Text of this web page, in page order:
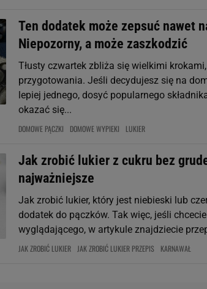
Ten dodatek może zepsuć nawet
Niepozorny, a może zaszkodzić
Tłusty czwartek zbliża się wielkimi
przygotowania. Jeśli decydujesz się na
lepiej jednego, dosyć popularnego
okazać się...
DOMOWE PĄCZKI DOMOWE WYPIEKI LUKIER
Jak zrobić lukier z cukru bez
najważniejsze
Jak zrobić lukier, który jest niebieski lub
dodatek do pączków. Tak więc, jeśli
wyglądającego, w artykule znajdziecie
JAK ZROBIĆ LUKIER JAK ZROBIĆ LUKIER PRZEPIS KARNAWAŁ